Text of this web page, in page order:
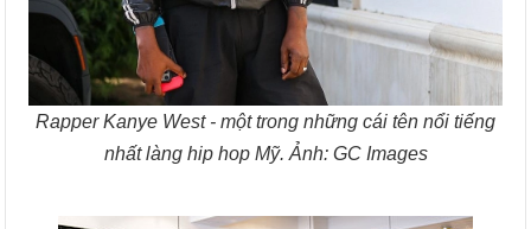
Rapper Kanye West - một trong những cái tên nổi tiếng
nhất làng hip hop Mỹ. Ảnh: GC Images